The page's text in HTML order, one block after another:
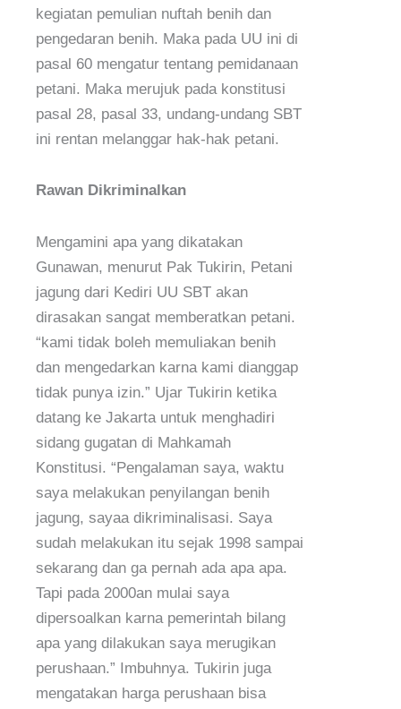
kegiatan pemulian nuftah benih dan
pengedaran benih. Maka pada UU ini di
pasal 60 mengatur tentang pemidanaan
petani. Maka merujuk pada konstitusi
pasal 28, pasal 33, undang-undang SBT
ini rentan melanggar hak-hak petani.
Rawan Dikriminalkan
Mengamini apa yang dikatakan
Gunawan, menurut Pak Tukirin, Petani
jagung dari Kediri UU SBT akan
dirasakan sangat memberatkan petani.
“kami tidak boleh memuliakan benih
dan mengedarkan karna kami dianggap
tidak punya izin.” Ujar Tukirin ketika
datang ke Jakarta untuk menghadiri
sidang gugatan di Mahkamah
Konstitusi. “Pengalaman saya, waktu
saya melakukan penyilangan benih
jagung, sayaa dikriminalisasi. Saya
sudah melakukan itu sejak 1998 sampai
sekarang dan ga pernah ada apa apa.
Tapi pada 2000an mulai saya
dipersoalkan karna pemerintah bilang
apa yang dilakukan saya merugikan
perushaan.” Imbuhnya. Tukirin juga
mengatakan harga perushaan bisa